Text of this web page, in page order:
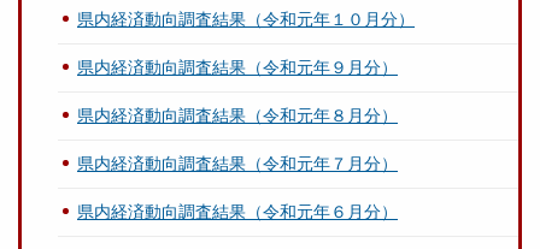
県内経済動向調査結果（令和元年１０月分）
県内経済動向調査結果（令和元年９月分）
県内経済動向調査結果（令和元年８月分）
県内経済動向調査結果（令和元年７月分）
県内経済動向調査結果（令和元年６月分）